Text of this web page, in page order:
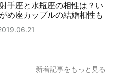
射手座と水瓶座の相性は？い
め座カップルの結婚相性も
新着記事をもっと見る